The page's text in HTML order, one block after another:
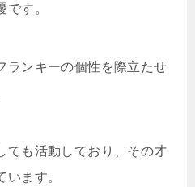
す。
ランキーの個性を際立たせ
ても活動しており、その才
ます。